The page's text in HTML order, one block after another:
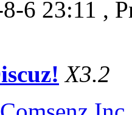
6 23:11 ,
X3.2